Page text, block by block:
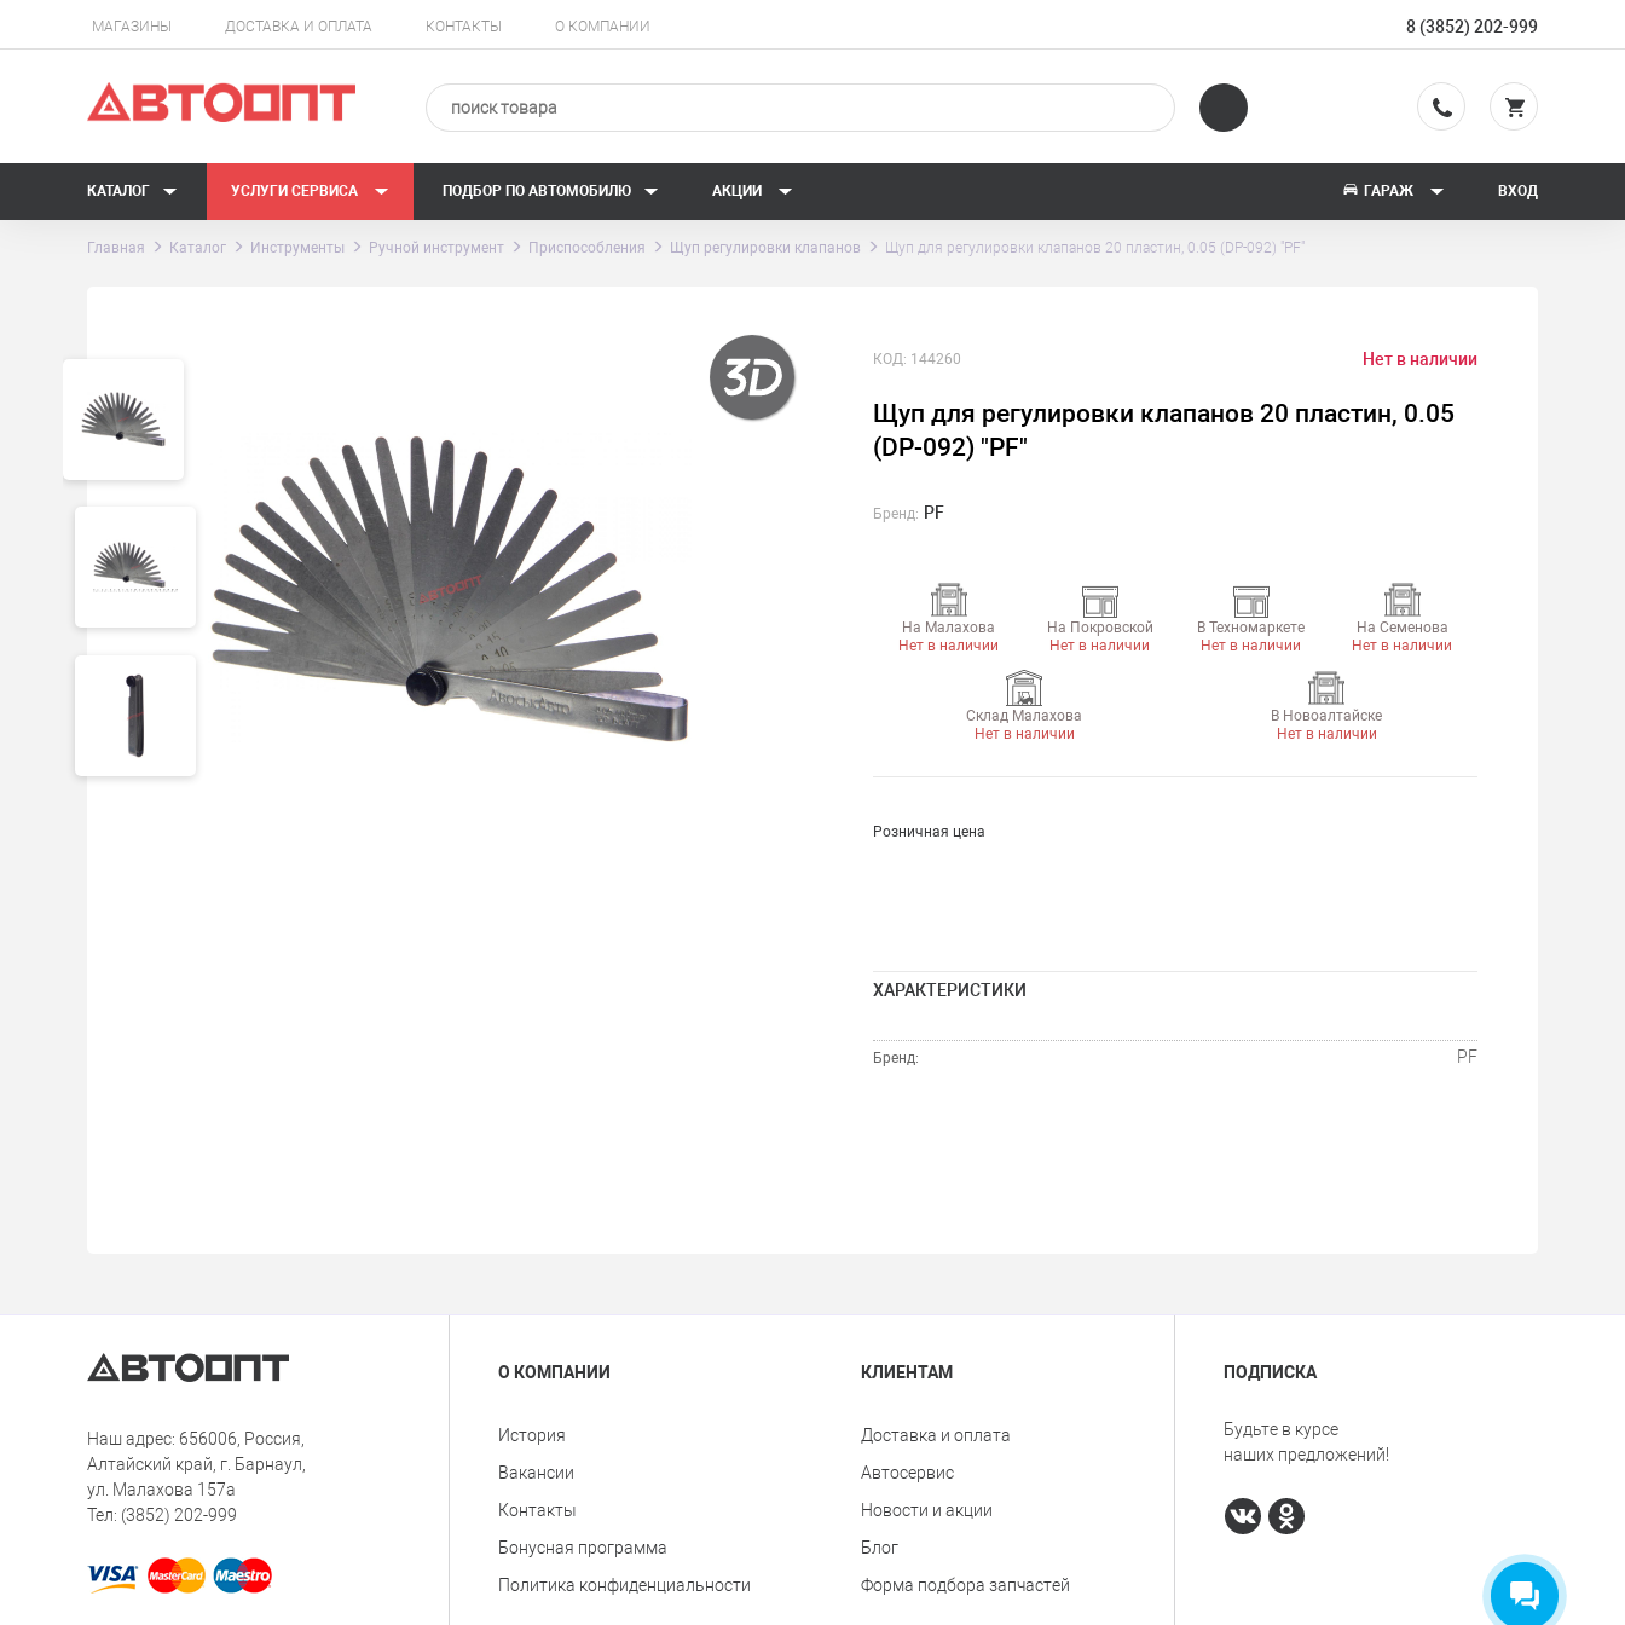
МАГАЗИНЫ ДОСТАВКА И ОПЛАТА КОНТАКТЫ О КОМПАНИИ 8 (3852) 202-999
КАТАЛОГ УСЛУГИ СЕРВИСА ПОДБОР ПО АВТОМОБИЛЮ АКЦИИ ГАРАЖ ВХОД
Главная Каталог Инструменты Ручной инструмент Приспособления Щуп регулировки клапанов Щуп для регулировки клапанов 20 пластин, 0.05 (DP-092) "PF"
КОД: 144260 Нет в наличии
Щуп для регулировки клапанов 20 пластин, 0.05
(DP-092) "PF"
Бренд: PF
На Малахова
Нет в наличии
На Покровской
Нет в наличии
В Техномаркете
Нет в наличии
На Семенова
Нет в наличии
Склад Малахова
Нет в наличии
В Новоалтайске
Нет в наличии
Розничная цена
ХАРАКТЕРИСТИКИ
Бренд: PF
Наш адрес: 656006, Россия,
Алтайский край, г. Барнаул,
ул. Малахова 157а
Тел: (3852) 202-999
О КОМПАНИИ
История
Вакансии
Контакты
Бонусная программа
Политика конфиденциальности
КЛИЕНТАМ
Доставка и оплата
Автосервис
Новости и акции
Блог
Форма подбора запчастей
ПОДПИСКА
Будьте в курсе
наших предложений!